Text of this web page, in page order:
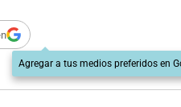
Agregar a tus medios preferidos en